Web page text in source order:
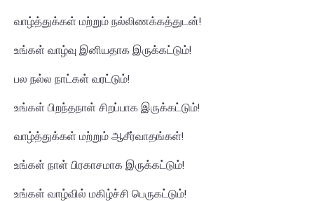
வாழ்த்துக்கள் மற்றும் நல்லிணக்கத்துடன்!
உங்கள் வாழ்வு இனியதாக இருக்கட்டும்!
பல நல்ல நாட்கள் வரட்டும்!
உங்கள் பிறந்தநாள் சிறப்பாக இருக்கட்டும்!
வாழ்த்துக்கள் மற்றும் ஆசீர்வாதங்கள்!
உங்கள் நாள் பிரகாசமாக இருக்கட்டும்!
உங்கள் வாழ்வில் மகிழ்ச்சி பெருகட்டும்!